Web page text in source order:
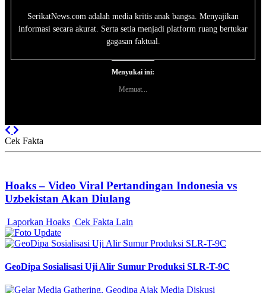
SerikatNews.com adalah media kritis anak bangsa. Menyajikan
informasi secara akurat. Serta setia menjadi platform ruang bertukar
gagasan faktual.
Menyukai ini:
Memuat...
Previous
Cek Fakta
Hoaks – Video Viral Pertandingan Indonesia vs
Uzbekistan Akan Diulang
Laporkan Hoaks Cek Fakta Lain
GeoDipa Sosialisasi Uji Alir Sumur Produksi SLR-T-9C